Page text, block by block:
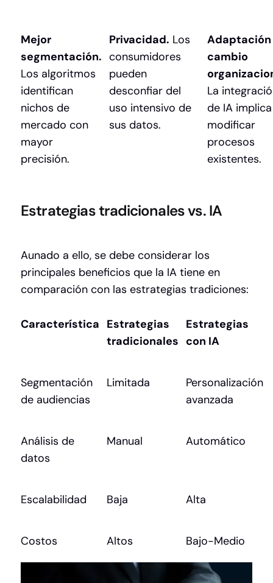
Mejor
segmentación.
Los algoritmos
identifican
nichos de
mercado con
mayor
precisión.
Privacidad. Los
consumidores
pueden
desconfiar del
uso intensivo de
sus datos.
Adaptación
cambio
La
de IA implica
modificar
procesos
existentes.
Estrategias tradicionales vs. IA
Aunado a ello, se debe considerar los
principales beneficios que la IA tiene en
comparación con las estrategias tradiciones:
Característica Estrategias
tradicionales
Estrategias
con IA
Segmentación
de audiencias
Limitada
Personalización
avanzada
Análisis de
datos
Manual Automático
Escalabilidad Baja Alta
Costos Altos Bajo-Medio